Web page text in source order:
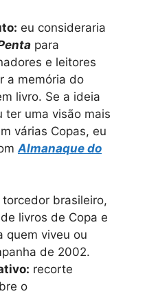
eu consideraria
para
e leitores
a memória do
livro. Se a ideia
ter uma visão mais
várias Copas, eu
Almanaque do
torcedor brasileiro,
livros de Copa e
quem viveu ou
de 2002.
recorte
o